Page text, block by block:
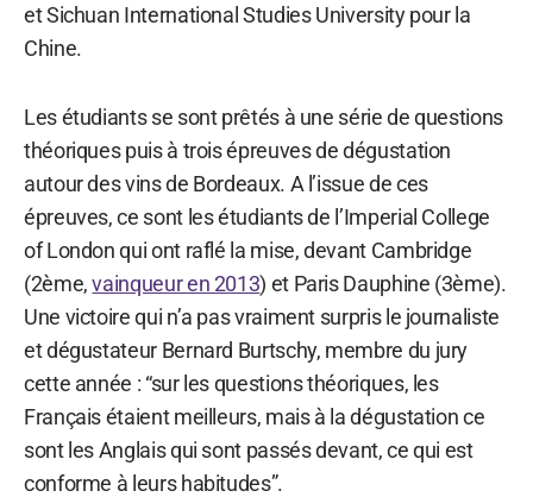
et Sichuan International Studies University pour la
Chine.
Les étudiants se sont prêtés à une série de questions
théoriques puis à trois épreuves de dégustation
autour des vins de Bordeaux. A l’issue de ces
épreuves, ce sont les étudiants de l’Imperial College
of London qui ont raflé la mise, devant Cambridge
(2ème,vainqueur en 2013) et Paris Dauphine (3ème).
Une victoire qui n’a pas vraiment surpris le journaliste
et dégustateur Bernard Burtschy, membre du jury
cette année : “sur les questions théoriques, les
Français étaient meilleurs, mais à la dégustation ce
sont les Anglais qui sont passés devant, ce qui est
conforme à leurs habitudes”.